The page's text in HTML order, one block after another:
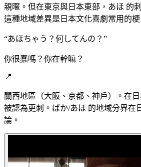
親暱。但在東京與日本東部，あほ 的
這種地域差異是日本文化喜劇常用的梗
“あほちゃう？何してんの？ ”
你很蠢嗎？你在幹嘛？
📍
關西地區（大阪、京都、神戶）。在日
被認為更刺。ばか/あほ 的地域分界在
論。